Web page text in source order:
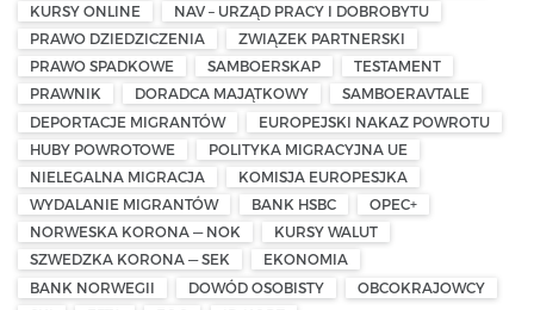
KURSY ONLINE
NAV – URZĄD PRACY I DOBROBYTU
PRAWO DZIEDZICZENIA
ZWIĄZEK PARTNERSKI
PRAWO SPADKOWE
SAMBOERSKAP
TESTAMENT
PRAWNIK
DORADCA MAJĄTKOWY
SAMBOERAVTALE
DEPORTACJE MIGRANTÓW
EUROPEJSKI NAKAZ POWROTU
HUBY POWROTOWE
POLITYKA MIGRACYJNA UE
NIELEGALNA MIGRACJA
KOMISJA EUROPESJKA
WYDALANIE MIGRANTÓW
BANK HSBC
OPEC+
NORWESKA KORONA — NOK
KURSY WALUT
SZWEDZKA KORONA — SEK
EKONOMIA
BANK NORWEGII
DOWÓD OSOBISTY
OBCOKRAJOWCY